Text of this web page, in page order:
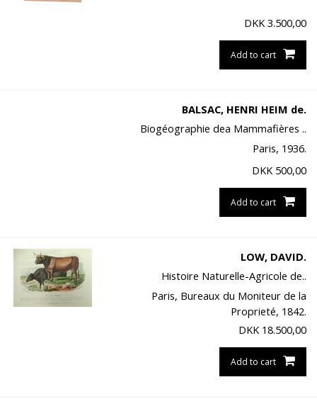
DKK 3.500,00
Add to cart
BALSAC, HENRI HEIM de.
Biogéographie dea Mammafières ..
Paris, 1936.
DKK 500,00
Add to cart
LOW, DAVID.
Histoire Naturelle-Agricole de..
Paris, Bureaux du Moniteur de la
Proprieté, 1842.
DKK 18.500,00
Add to cart